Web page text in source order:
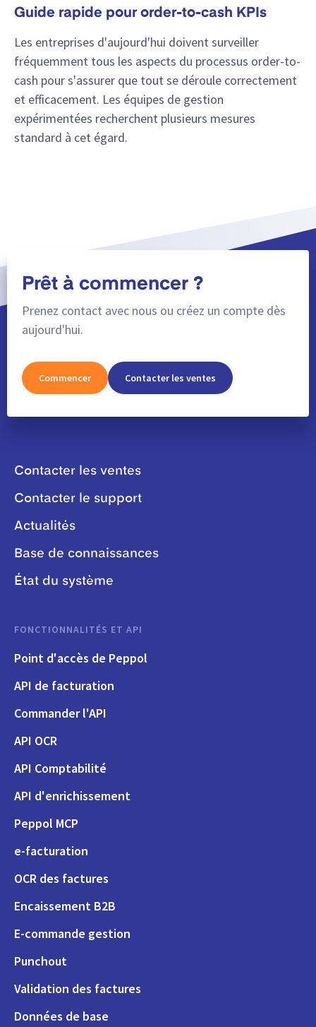
Guide rapide pour order-to-cash KPIs
Les entreprises d'aujourd'hui doivent surveiller
fréquemment tous les aspects du processus order-to-
cash pour s'assurer que tout se déroule correctement
et efficacement. Les équipes de gestion
expérimentées recherchent plusieurs mesures
standard à cet égard.
Prêt à commencer ?
Prenez contact avec nous ou créez un compte dès
aujourd'hui.
Commencer Contacter les ventes
Contacter les ventes
Contacter le support
Actualités
Base de connaissances
État du système
FONCTIONNALITÉS ET API
Point d'accès de Peppol
API de facturation
Commander l'API
API OCR
API Comptabilité
API d'enrichissement
Peppol MCP
e-facturation
OCR des factures
Encaissement B2B
E-commande gestion
Punchout
Validation des factures
Données de base